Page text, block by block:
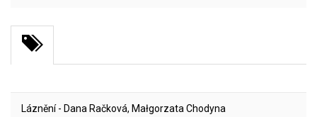
Láznění - Dana Račková, Małgorzata Chodyna